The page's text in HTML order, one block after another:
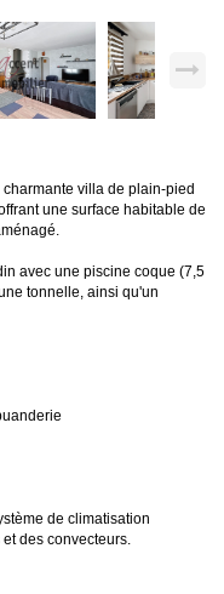
villa de plain-pied
une surface habitable de
avec une piscine coque (7,5
tonnelle, ainsi qu'un
de climatisation
des convecteurs.